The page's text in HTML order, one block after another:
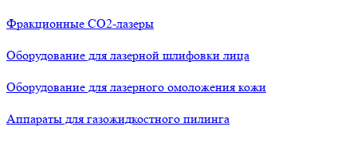
Фракционные СО2-лазеры
Оборудование для лазерной шлифовки лица
Оборудование для лазерного омоложения кожи
Аппараты для газожидкостного пилинга